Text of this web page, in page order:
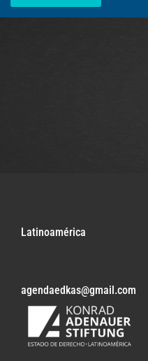
Latinoamérica
agendaedkas@gmail.com